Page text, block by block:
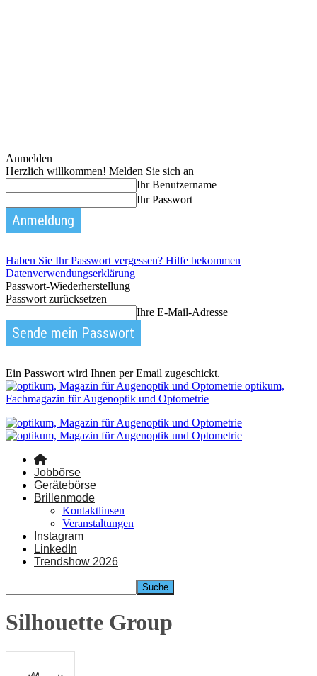
Anmelden
Herzlich willkommen! Melden Sie sich an
Ihr Benutzername
Ihr Passwort
Haben Sie Ihr Passwort vergessen? Hilfe bekommen
Datenverwendungserklärung
Passwort-Wiederherstellung
Passwort zurücksetzen
Ihre E-Mail-Adresse
Ein Passwort wird Ihnen per Email zugeschickt.
optikum,
Fachmagazin für Augenoptik und Optometrie
Jobbörse
Gerätebörse
Brillenmode
Kontaktlinsen
Veranstaltungen
Instagram
LinkedIn
Trendshow 2026
Silhouette Group